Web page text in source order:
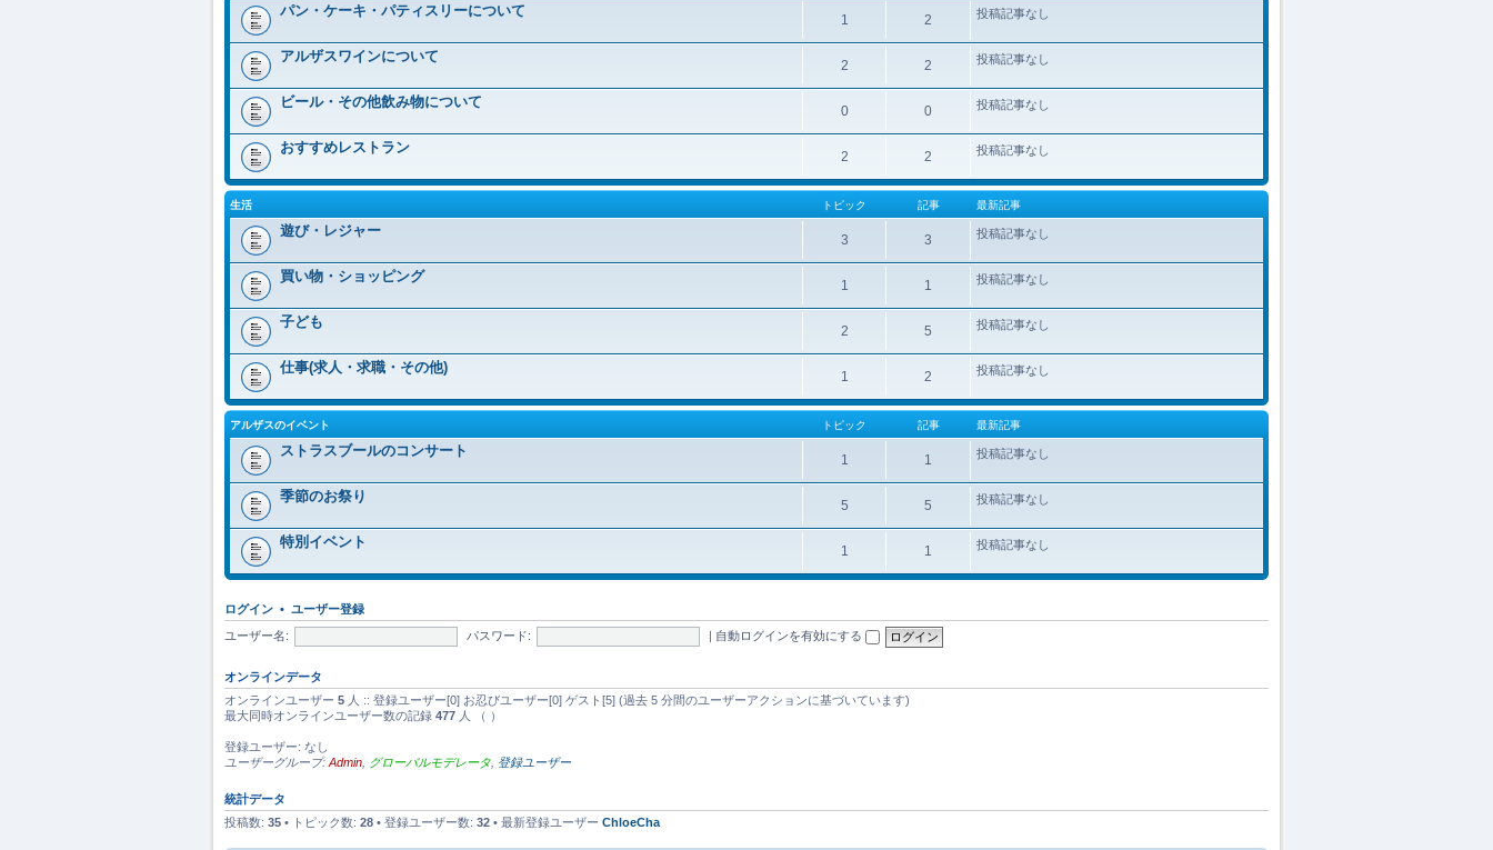
パン・ケーキ・パティスリーについて
1 2 投稿記事なし
アルザスワインについて
2 2 投稿記事なし
ビール・その他飲み物について
0 0 投稿記事なし
おすすめレストラン
2 2 投稿記事なし
生活 トピック 記事 最新記事
遊び・レジャー
3 3 投稿記事なし
買い物・ショッピング
1 1 投稿記事なし
子ども
2 5 投稿記事なし
仕事(求人・求職・その他)
1 2 投稿記事なし
アルザスのイベント トピック 記事 最新記事
ストラスブールのコンサート
1 1 投稿記事なし
季節のお祭り
5 5 投稿記事なし
特別イベント
1 1 投稿記事なし
ログイン • ユーザー登録
ユーザー名: パスワード: | 自動ログインを有効にする
オンラインデータ
オンラインユーザー 5 人 :: 登録ユーザー[0] お忍びユーザー[0] ゲスト[5] (過去 5 分間のユーザーアクションに基づいています)
最大同時オンラインユーザー数の記録 477 人 （ ）
登録ユーザー: なし
ユーザーグループ: Admin グローバルモデレータ 登録ユーザー
統計データ
投稿数: 35 • トピック数: 28 • 登録ユーザー数: 32 • 最新登録ユーザー ChloeCha